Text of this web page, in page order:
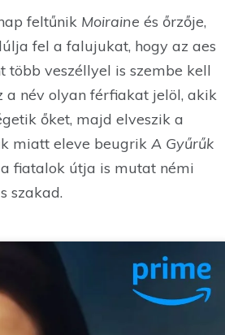
feltűnik Moiraine és őrzője,
fel a falujukat, hogy az aes
több veszéllyel is szembe kell
a név olyan férfiakat jelöl, akik
őket, majd elveszik a
miatt eleve beugrik A Gyűrűk
fiatalok útja is mutat némi
szakad.